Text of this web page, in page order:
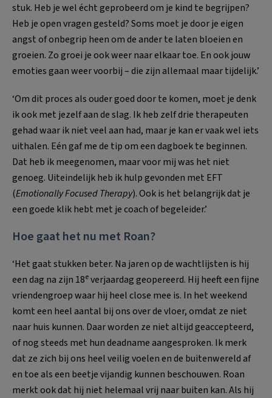
stuk. Heb je wel écht geprobeerd om je kind te begrijpen?
Heb je open vragen gesteld? Soms moet je door je eigen
angst of onbegrip heen om de ander te laten bloeien en
groeien. Zo groei je ook weer naar elkaar toe. En ook jouw
emoties gaan weer voorbij – die zijn allemaal maar tijdelijk.’
‘Om dit proces als ouder goed door te komen, moet je denk
ik ook met jezelf aan de slag. Ik heb zelf drie therapeuten
gehad waar ik niet veel aan had, maar je kan er vaak wel iets
uithalen. Eén gaf me de tip om een dagboek te beginnen.
Dat heb ik meegenomen, maar voor mij was het niet
genoeg. Uiteindelijk heb ik hulp gevonden met EFT
(Emotionally Focused Therapy). Ook is het belangrijk dat je
een goede klik hebt met je coach of begeleider.’
Hoe gaat het nu met Roan?
‘Het gaat stukken beter. Na jaren op de wachtlijsten is hij
een dag na zijn 18everjaardag geopereerd. Hij heeft een fijne
vriendengroep waar hij heel close mee is. In het weekend
komt een heel aantal bij ons over de vloer, omdat ze niet
naar huis kunnen. Daar worden ze niet altijd geaccepteerd,
of nog steeds met hun deadname aangesproken. Ik merk
dat ze zich bij ons heel veilig voelen en de buitenwereld af
en toe als een beetje vijandig kunnen beschouwen. Roan
merkt ook dat hij niet helemaal vrij naar buiten kan. Als hij